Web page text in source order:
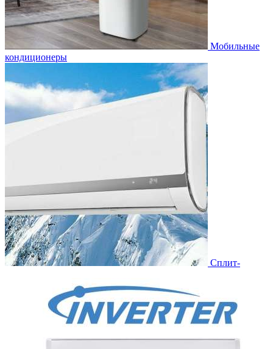
Мобильные
кондиционеры
Сплит-